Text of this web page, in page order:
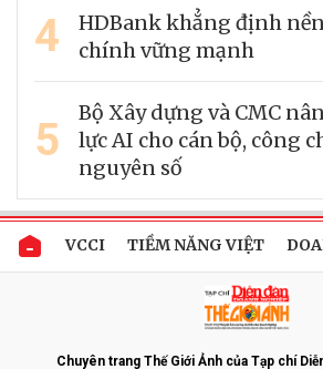
4
HDBank khẳng định
chính vững mạnh
5
Bộ Xây dựng và CMC
lực AI cho cán bộ, công
nguyên số
VCCI TIỀM NĂNG VIỆT
Chuyên trang Thế Giới Ảnh của Tạp chí